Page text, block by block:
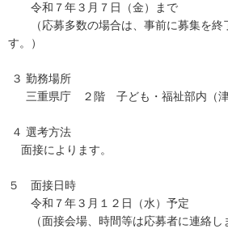
令和７年３月７日（金）まで
（応募多数の場合は、事前に募集を終
す。）
３ 勤務場所
三重県庁 ２階 子ども・福祉部内（津
４ 選考方法
面接によります。
５ 面接日時
令和７年３月１２日（水）予定
（面接会場、時間等は応募者に連絡し